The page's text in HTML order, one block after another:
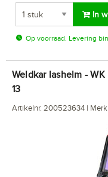
In
Op voorraad. Levering
Weldkar lashelm - WK 513 XXL - met lasfilter - DIN 5-8/9-
13
Artikelnr. 200523634 | Merk: